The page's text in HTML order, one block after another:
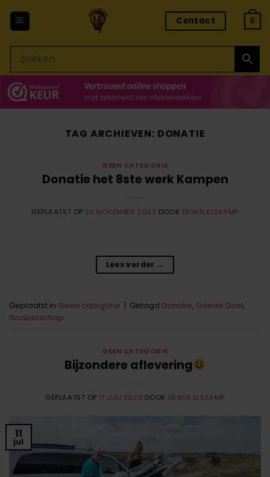
naar
Contact 0
TAG ARCHIEVEN: DONATIE
GEEN CATEGORIE
Donatie het 8ste werk Kampen
GEPLAATST OP 25 NOVEMBER 2023 DOOR ERWIN ELSKAMP
Lees verder →
Geplaatst in Geen categorie | Getagd Donatie, Goede Doel,
Noaberschap
GEEN CATEGORIE
Bijzondere aflevering
GEPLAATST OP 11 JULI 2023 DOOR ERWIN ELSKAMP
11
jul